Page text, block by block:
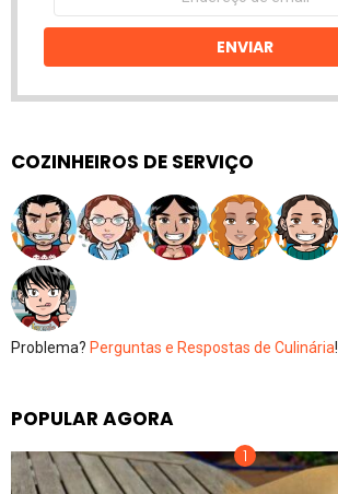
email
ENVIAR
COZINHEIROS DE SERVIÇO
Problema? Perguntas e Respostas de Culinária!
POPULAR AGORA